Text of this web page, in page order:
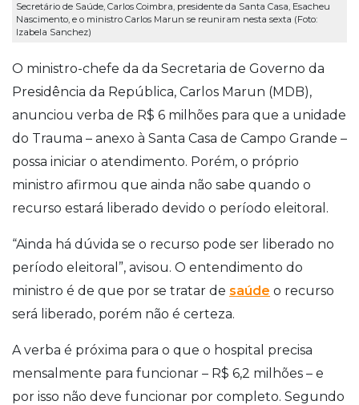
Secretário de Saúde, Carlos Coimbra, presidente da Santa Casa, Esacheu
Nascimento, e o ministro Carlos Marun se reuniram nesta sexta (Foto:
Izabela Sanchez)
O ministro-chefe da da Secretaria de Governo da
Presidência da República, Carlos Marun (MDB),
anunciou verba de R$ 6 milhões para que a unidade
do Trauma – anexo à Santa Casa de Campo Grande –
possa iniciar o atendimento. Porém, o próprio
ministro afirmou que ainda não sabe quando o
recurso estará liberado devido o período eleitoral.
“Ainda há dúvida se o recurso pode ser liberado no
período eleitoral”, avisou. O entendimento do
ministro é de que por se tratar de saúde o recurso
será liberado, porém não é certeza.
A verba é próxima para o que o hospital precisa
mensalmente para funcionar – R$ 6,2 milhões – e
por isso não deve funcionar por completo. Segundo